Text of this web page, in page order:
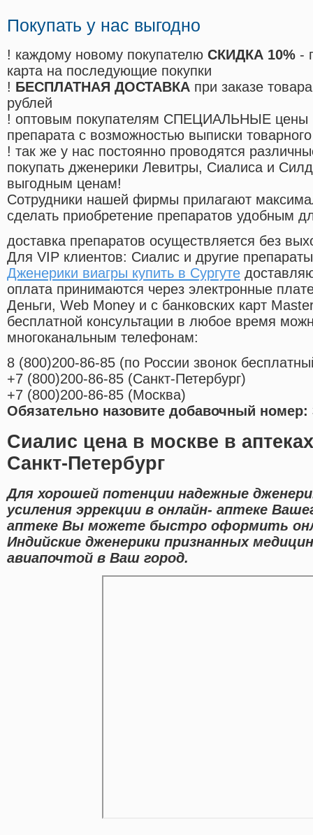
Покупать у нас выгодно
! каждому новому покупателю СКИДКА 10% -
карта на последующие покупки
! БЕСПЛАТНАЯ ДОСТАВКА при заказе
рублей
! оптовым покупателям СПЕЦИАЛЬНЫЕ цены
препарата с возможностью выписки
! так же у нас постоянно проводятся
покупать дженерики Левитры, Сиалиса и
выгодным ценам!
Cотрудники нашей фирмы прилагают
сделать приобретение препаратов удобным
доставка препаратов осуществляется без
Для VIP клиентов: Сиалис и другие
Дженерики виагры купить в Сургуте
оплата принимаются через электронные
Деньги, Web Money и с банковских карт
бесплатной консультации в любое время
многоканальным телефонам:
8 (800)200-86-85 (по России звонок
+7 (800)200-86-85 (Санкт-Петербург)
+7 (800)200-86-85 (Москва)
Обязательно назовите добавочный номер:
Сиалис цена в москве в
Санкт-Петербург
Для хорошей потенции надежные
усиления эррекции в онлайн- аптеке
аптеке Вы можете быстро оформить
Индийские дженерики признанных
авиапочтой в Ваш город.